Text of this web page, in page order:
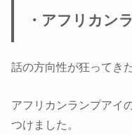
・アフリカン
話の方向性が狂ってき
アフリカンランプアイ
つけました。